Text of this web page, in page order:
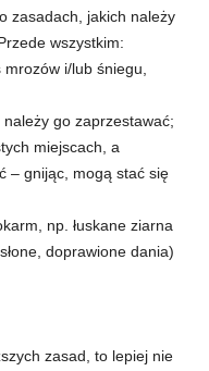
zasadach, jakich należy
wszystkim:
i/lub śniegu,
go zaprzestawać;
miejscach, a
– gnijąc, mogą stać się
np. łuskane ziarna
doprawione dania)
zasad, to lepiej nie